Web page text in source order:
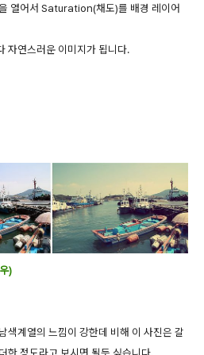
열어서 Saturation(채도)를 배경 레이어
자연스러운 이미지가 됩니다.
)
색계열의 느낌이 강한데 비해 이 사진은 갈